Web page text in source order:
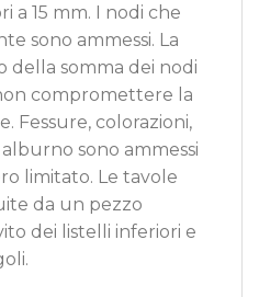
a 15 mm. I nodi che
sono ammessi. La
della somma dei nodi
compromettere la
Fessure, colorazioni,
sono ammessi
limitato. Le tavole
da un pezzo
dei listelli inferiori e